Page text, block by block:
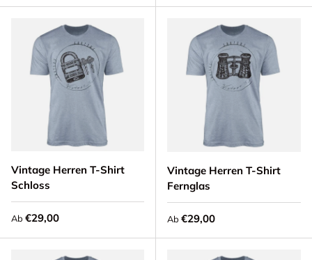
Vintage Herren T-Shirt
Schloss
Ab Normaler Preis
€29,00
Vintage Herren T-Shirt
Fernglas
Ab Normaler Preis
€29,00